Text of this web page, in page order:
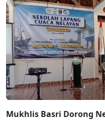
Mukhlis Basri Dorong